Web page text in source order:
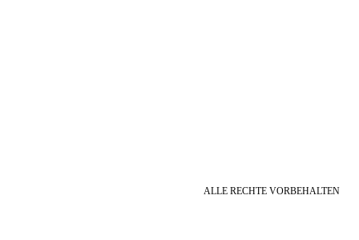
ALLE RECHTE VORBEHALTEN